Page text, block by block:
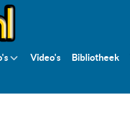
Video's Bibliotheek